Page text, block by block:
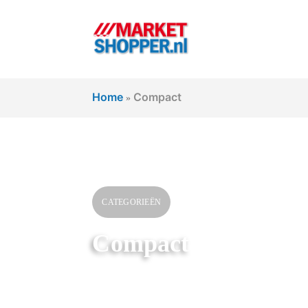
Home » Compact
CATEGORIEËN
Compact